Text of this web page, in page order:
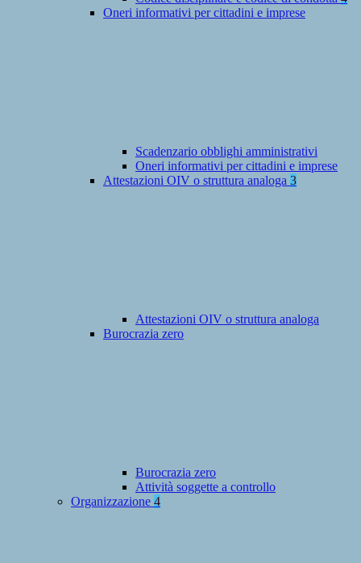
Oneri informativi per cittadini e imprese
Scadenzario obblighi amministrativi
Oneri informativi per cittadini e imprese
Attestazioni OIV o struttura analoga 3
Attestazioni OIV o struttura analoga
Burocrazia zero
Burocrazia zero
Attività soggette a controllo
Organizzazione 4